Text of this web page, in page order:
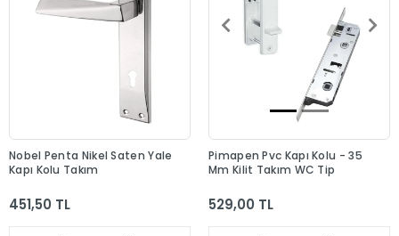
Nobel Penta Nikel Saten Yale
Kapı Kolu Takım
451,50 TL
Pimapen Pvc Kapı Kolu - 35
Mm Kilit Takım WC Tip
529,00 TL